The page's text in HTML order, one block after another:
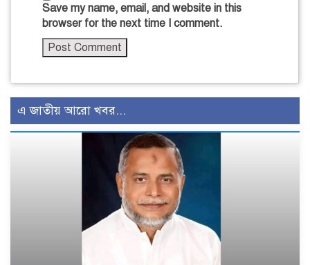
Save my name, email, and website in this
browser for the next time I comment.
এ জাতীয় আরো খবর...